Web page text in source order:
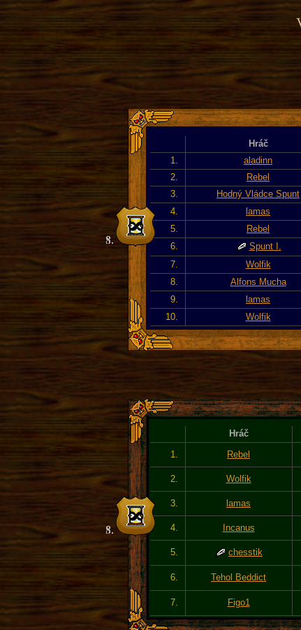
Hráč
1.
aladinn
2.
Rebel
3.
Hodný Vládce Spunt
4.
lamas
5.
Rebel
6.
Spunt I.
7.
Wolfik
8.
Alfons Mucha
9.
lamas
10.
Wolfik
Hráč
1.
Rebel
2. Wolfik
3. lamas
4. Incanus
5. chesstik
6. Tehol Beddict
7. Figo1